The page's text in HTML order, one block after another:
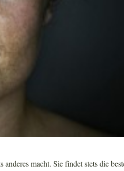
macht. Sie findet stets die